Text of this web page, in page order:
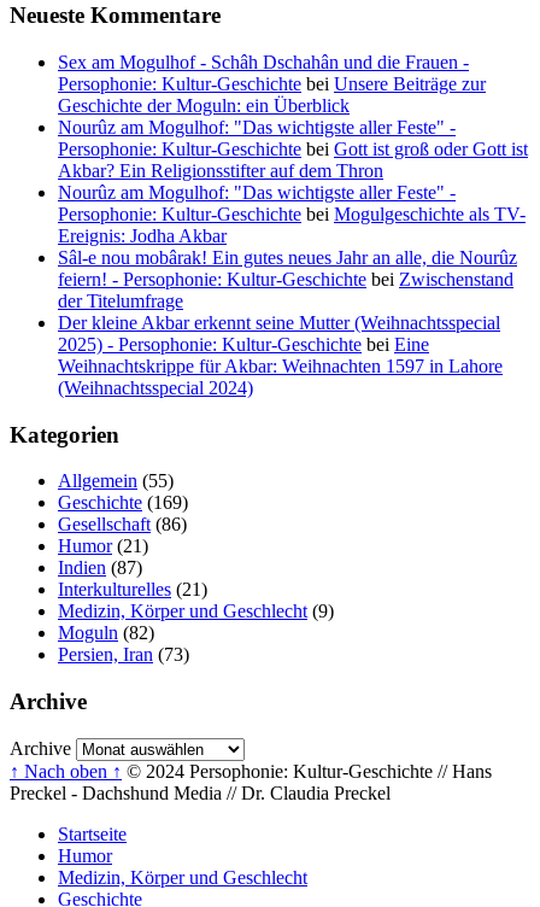
Neueste Kommentare
Sex am Mogulhof - Schâh Dschahân und die Frauen -
Persophonie: Kultur-Geschichte bei Unsere Beiträge zur
Geschichte der Moguln: ein Überblick
Nourûz am Mogulhof: "Das wichtigste aller Feste" -
Persophonie: Kultur-Geschichte bei Gott ist groß oder Gott ist
Akbar? Ein Religionsstifter auf dem Thron
Nourûz am Mogulhof: "Das wichtigste aller Feste" -
Persophonie: Kultur-Geschichte bei Mogulgeschichte als TV-
Ereignis: Jodha Akbar
Sâl-e nou mobârak! Ein gutes neues Jahr an alle, die Nourûz
feiern! - Persophonie: Kultur-Geschichte bei Zwischenstand
der Titelumfrage
Der kleine Akbar erkennt seine Mutter (Weihnachtsspecial
2025) - Persophonie: Kultur-Geschichte bei Eine
Weihnachtskrippe für Akbar: Weihnachten 1597 in Lahore
(Weihnachtsspecial 2024)
Kategorien
Allgemein (55)
Geschichte (169)
Gesellschaft (86)
Humor(21)
Indien (87)
Interkulturelles (21)
Medizin, Körper und Geschlecht (9)
Moguln (82)
Persien, Iran (73)
Archive
Archive
↑ Nach oben ↑ © 2024 Persophonie: Kultur-Geschichte // Hans
Preckel - Dachshund Media // Dr. Claudia Preckel
Startseite
Humor
Medizin, Körper und Geschlecht
Geschichte